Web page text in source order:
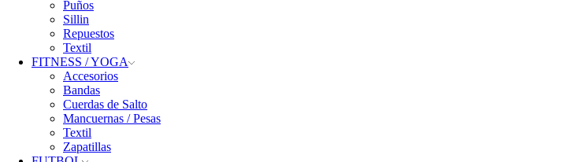
Puños
Sillin
Repuestos
Textil
FITNESS / YOGA
Accesorios
Bandas
Cuerdas de Salto
Mancuernas / Pesas
Textil
Zapatillas